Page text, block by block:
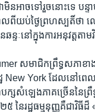
ា​មិន​អាច​ទៅ​រួច​នោះ​ទេ បន្
ាលពី​យប់​ថ្ងៃ​ព្រហស្បតិ៍​ថា
ទៈ​នៅ​ក្នុង​ការ​អនុវត្ត​តាម​
សមាជិក​ព្រឹទ្ធសភា​ខ
New York ដែល​នៅ​ពេ
ក្ស​សំឡេង​ភាគ​ច្រើន​នៃ​ព្
២៥ នៃ​រដ្ឋធម្មនុញ្ញ​គឺជា​វិ